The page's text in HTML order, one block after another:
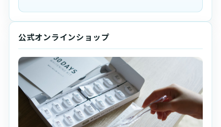
公式オンラインショップ